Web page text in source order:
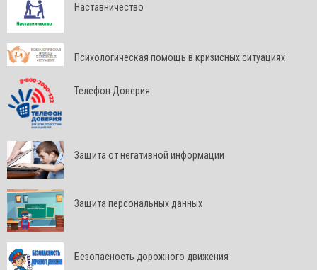
Наставничество
Психологическая помощь в кризисных ситуациях
Телефон Доверия
Защита от негативной информации
Защита персональных данных
Безопасность дорожного движения